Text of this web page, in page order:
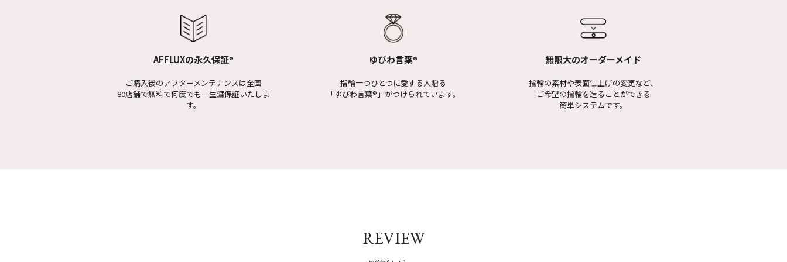
AFFLUXの永久保証®
ご購入後のアフターメンテナンスは全国
80店舗で無料で何度でも一生涯保証いたしま
す。
ゆびわ言葉®
指輪一つひとつに愛する人贈る
「ゆびわ言葉® 」がつけられています。
無限大のオーダーメイド
指輪の素材や表面仕上げの変更など、
ご希望の指輪を造ることができる
簡単システムです。
REVIEW